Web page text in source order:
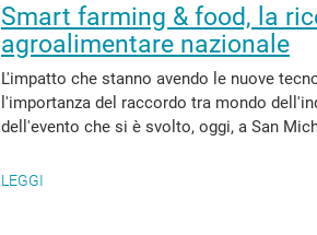
Smart farming & food, la
agroalimentare nazionale
L'impatto che stanno avendo le nuove
l'importanza del raccordo tra mondo
dell'evento che si è svolto, oggi, a San
LEGGI